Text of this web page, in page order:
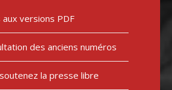
aux versions PDF
des anciens numéros
la presse libre